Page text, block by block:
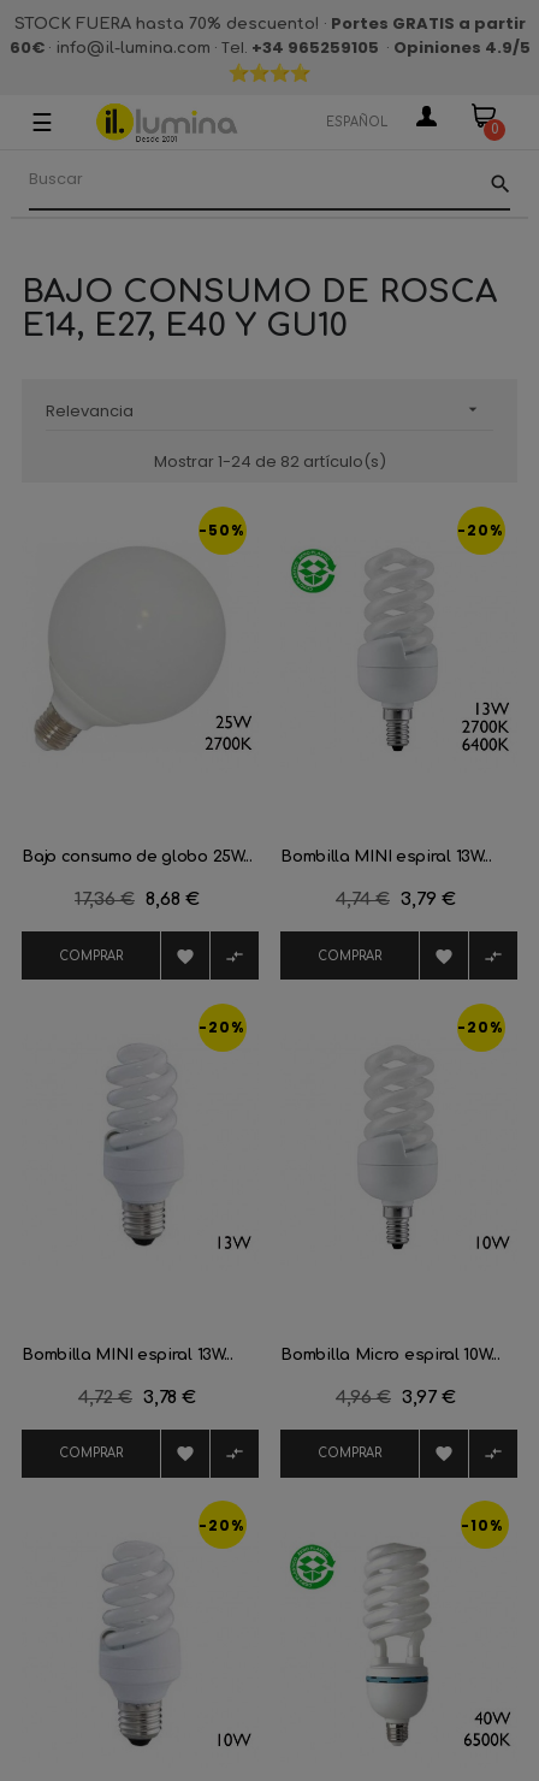
STOCK FUERA hasta 70% descuento! · Portes GRATIS a partir
60€· info@il-lumina.com · Tel. +34 965259105 · Opiniones 4.9/5
Navegación
palanca
☰ ESPAÑOL 0
search
BAJO CONSUMO DE ROSCA
E14, E27, E40 Y GU10
Relevancia 
Mostrar 1-24 de 82 artículo(s)
-50%
Bajo consumo de globo 25W...
Precio
17,36 € Precio
8,68 €
COMPRAR  
-20%
Bombilla MINI espiral 13W...
Precio
4,74 € Precio
3,79 €
COMPRAR  
-20%
Bombilla MINI espiral 13W...
Precio
4,72 € Precio
3,78 €
COMPRAR  
-20%
Bombilla Micro espiral 10W...
Precio
4,96 € Precio
3,97 €
COMPRAR  
-20% -10%